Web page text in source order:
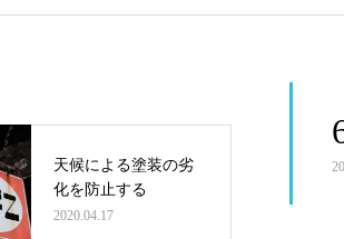
天候による塗装の劣
化を防止する
2020.04.17